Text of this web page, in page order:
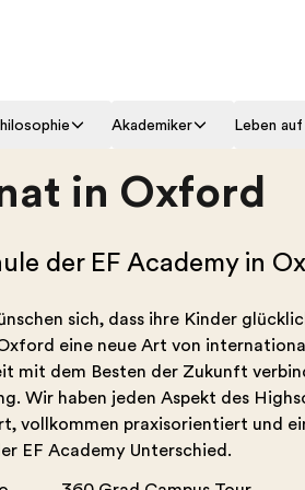
Akademiker Leben
in Oxford
der EF Academy in
sich, dass ihre Kinder
eine neue Art von
mit dem Besten der Zukunft
Wir haben jeden Aspekt des
vollkommen praxisorientiert und
EF Academy Unterschied.